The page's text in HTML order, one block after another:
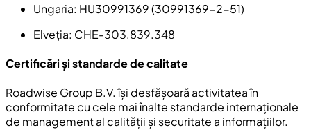
Ungaria: HU30991369 (30991369-2-51)
Elveția: CHE-303.839.348
Certificări și standarde de calitate
Roadwise Group B.V. își desfășoară activitatea în
conformitate cu cele mai înalte standarde internaționale
de management al calității și securitate a informațiilor.